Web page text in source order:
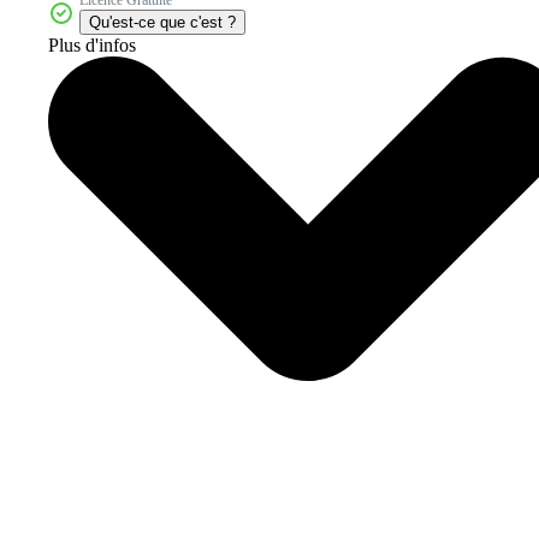
Qu'est-ce que c'est ?
Plus d'infos